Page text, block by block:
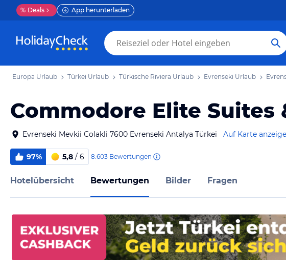
% Deals App herunterladen
Europa Urlaub Türkei Urlaub Türkische Riviera Urlaub Evrenseki Urlaub
Commodore Elite Suites
Evrenseki Mevkii Colakli 7600 Evrenseki Antalya Türkei Auf Karte
97% 5,8 / 6 8.603 Bewertungen
Hotelübersicht Bewertungen Bilder Fragen